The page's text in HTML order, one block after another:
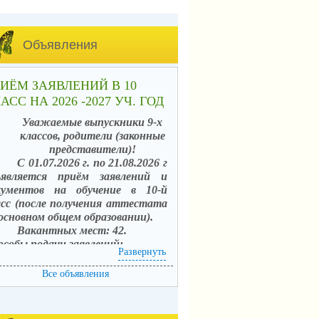
Объявления
ЗАЯВЛЕНИЙ В 10
НА 2026 -2027 УЧ. ГОД
Уважаемые выпускники 9-х
классов, родители (законные
представители)!
С 01.07.2026 г. по 21.08.2026 г
приём заявлений и
на обучение в 10-й
(после получения аттестата
общем образовании).
Вакантных мест: 42.
подачи заявлений:
в электронной форме
единого портала
услуг (ЕПГУ) с
организации»;
Развернуть
Все объявления